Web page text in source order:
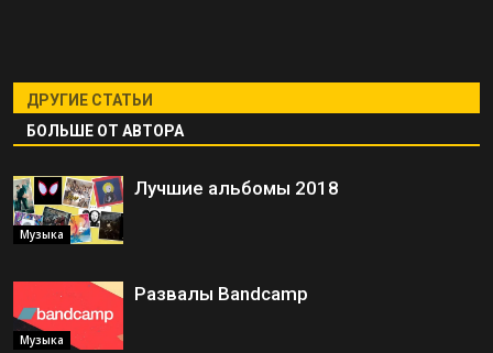
ДРУГИЕ СТАТЬИ
БОЛЬШЕ ОТ АВТОРА
Музыка
Лучшие альбомы 2018
Музыка
Развалы Bandcamp